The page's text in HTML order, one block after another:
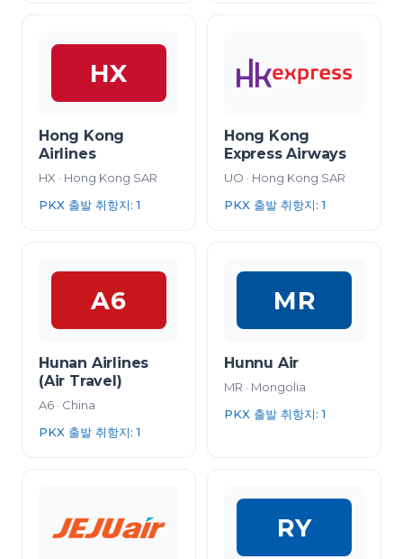
HX
Hong Kong
Airlines
HX · Hong Kong SAR
PKX 출발 취항지:1
Hong Kong
Express Airways
UO · Hong Kong SAR
PKX 출발 취항지:1
A6
Hunan Airlines
(Air Travel)
A6 · China
PKX 출발 취항지:1
MR
Hunnu Air
MR · Mongolia
PKX 출발 취항지:1
RY